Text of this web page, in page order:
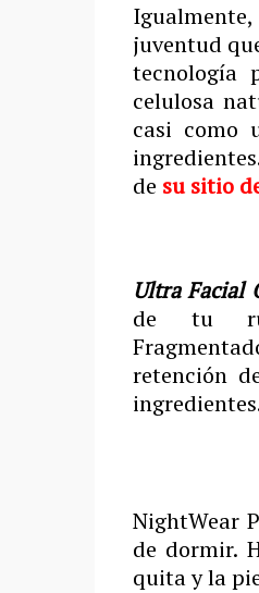
juventud
tecnología
celulosa
casi como
de su sitio
Ultra Facial
de tu
retención
NightWear
de dormir.
quita y la